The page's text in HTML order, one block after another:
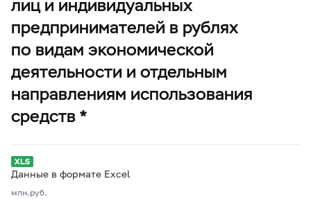
лиц и индивидуальных
предпринимателей в рублях
по видам экономической
деятельности и отдельным
направлениям использования
средств *
Данные в формате Excel
млн.руб.